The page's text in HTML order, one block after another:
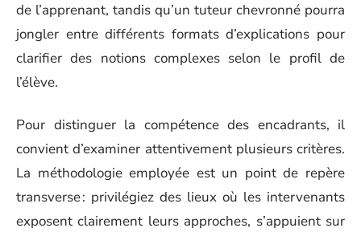
de l’apprenant, tandis qu’un tuteur chevronné pourra
jongler entre différents formats d’explications pour
clarifier des notions complexes selon le profil de
l’élève.
Pour distinguer la compétence des encadrants, il
convient d’examiner attentivement plusieurs critères.
La méthodologie employée est un point de repère
transverse : privilégiez des lieux où les intervenants
exposent clairement leurs approches, s’appuient sur